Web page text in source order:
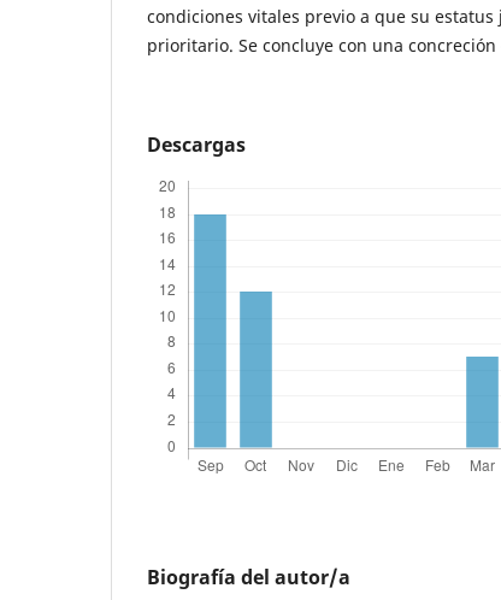
condiciones vitales previo a que su
prioritario. Se concluye con una
Descargas
Biografía del autor/a